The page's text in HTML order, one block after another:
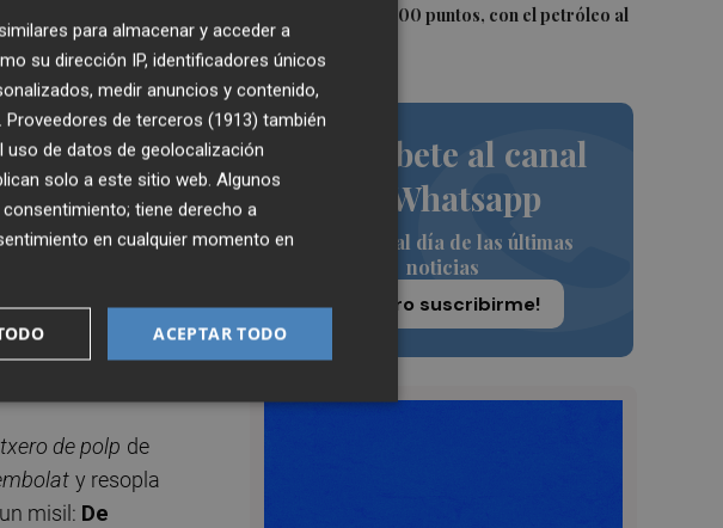
aleja de los 20.200 puntos, con el petróleo al
alza
Suscríbete al canal
de Whatsapp
Siempre al día de las últimas
noticias
¡Quiero suscribirme!
compasión a
pretende ser una
catalanas en
Ortega
deJuan
cariño, remonta
machista taaaaan
Hermoso
de polp de
y resopla
misil: De
para almacenar y acceder a
su dirección IP, identificadores únicos
medir anuncios y contenido,
Proveedores de terceros (1913) también
de datos de geolocalización
solo a este sitio web. Algunos
tiene derecho a
en cualquier momento en
ACEPTAR TODO